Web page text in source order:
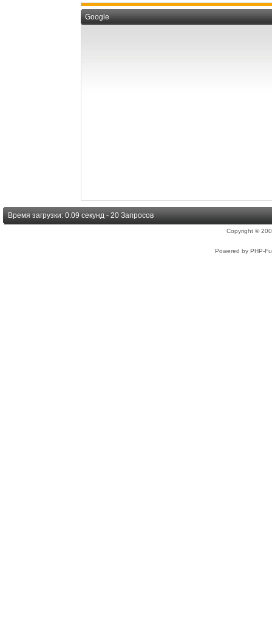
Google
Время загрузки: 0.09 секунд - 20 Запросов
Copyright ©
Powered by PHP-